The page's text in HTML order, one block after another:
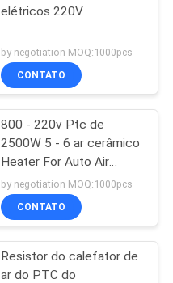
elétricos 220V
by negotiation MOQ:1000pcs
CONTATO
800 - 220v Ptc de
2500W 5 - 6 ar cerâmico
Heater For Auto Air
Conditioner de M/S
by negotiation MOQ:1000pcs
CONTATO
Resistor do calefator de
ar do PTC do